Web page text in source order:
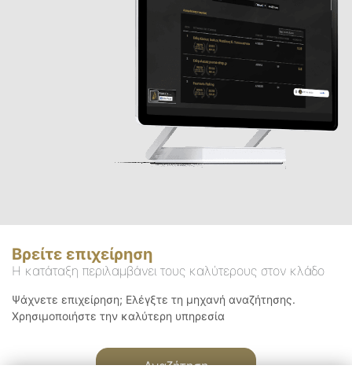
Βρείτε επιχείρηση
Η κατάταξη περιλαμβάνει τους καλύτερους στον κλάδο
Ψάχνετε επιχείρηση; Ελέγξτε τη μηχανή αναζήτησης.
Χρησιμοποιήστε την καλύτερη υπηρεσία